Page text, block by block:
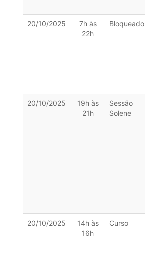
20/10/2025
7h às
22h
Bloqueado
20/10/2025
19h às
21h
Sessão
Solene
20/10/2025
14h às
16h
Curso